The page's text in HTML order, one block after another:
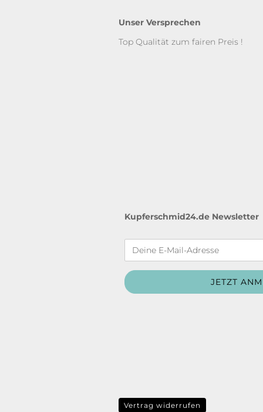
Unser Versprechen
Top Qualität zum fairen Preis !
Kupferschmid24.de Newsletter
Vertrag widerrufen